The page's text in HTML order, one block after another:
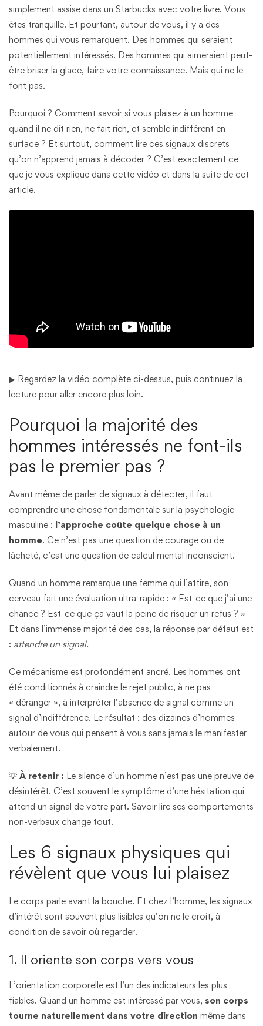
simplement assise dans un Starbucks avec votre livre. Vous
êtes tranquille. Et pourtant, autour de vous, il y a des
hommes qui vous remarquent. Des hommes qui seraient
potentiellement intéressés. Des hommes qui aimeraient peut-
être briser la glace, faire votre connaissance. Mais qui ne le
font pas.
Pourquoi ? Comment savoir si vous plaisez à un homme
quand il ne dit rien, ne fait rien, et semble indifférent en
surface ? Et surtout, comment lire ces signaux discrets
qu’on n’apprend jamais à décoder ? C’est exactement ce
que je vous explique dans cette vidéo et dans la suite de cet
article.
▶ Regardez la vidéo complète ci-dessus, puis continuez la
lecture pour aller encore plus loin.
Pourquoi la majorité des
hommes intéressés ne font-ils
pas le premier pas ?
Avant même de parler de signaux à détecter, il faut
comprendre une chose fondamentale sur la psychologie
masculine : l’approche coûte quelque chose à un
homme. Ce n’est pas une question de courage ou de
lâcheté, c’est une question de calcul mental inconscient.
Quand un homme remarque une femme qui l’attire, son
cerveau fait une évaluation ultra-rapide : « Est-ce que j’ai une
chance ? Est-ce que ça vaut la peine de risquer un refus ? »
Et dans l’immense majorité des cas, la réponse par défaut est
: attendre un signal.
Ce mécanisme est profondément ancré. Les hommes ont
été conditionnés à craindre le rejet public, à ne pas
« déranger », à interpréter l’absence de signal comme un
signal d’indifférence. Le résultat : des dizaines d’hommes
autour de vous qui pensent à vous sans jamais le manifester
verbalement.
💡 À retenir : Le silence d’un homme n’est pas une preuve de
désintérêt. C’est souvent le symptôme d’une hésitation qui
attend un signal de votre part. Savoir lire ses comportements
non-verbaux change tout.
Les 6 signaux physiques qui
révèlent que vous lui plaisez
Le corps parle avant la bouche. Et chez l’homme, les signaux
d’intérêt sont souvent plus lisibles qu’on ne le croit, à
condition de savoir où regarder.
1. Il oriente son corps vers vous
L’orientation corporelle est l’un des indicateurs les plus
fiables. Quand un homme est intéressé par vous, son corps
tourne naturellement dans votre direction même dans